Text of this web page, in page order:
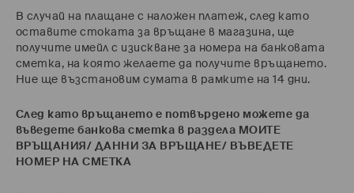
В случай на плащане с наложен платеж, след като
оставите стоката за връщане в магазина, ще
получите имейл с изискване за номера на банковата
сметка, на която желаете да получите връщането.
Ние ще възстановим сумата в рамките на 14 дни.
След като връщането е потвърдено можете да
въведете банкова сметка в раздела МОИТЕ
ВРЪЩАНИЯ/ ДАННИ ЗА ВРЪЩАНЕ/ ВЪВЕДЕТЕ
НОМЕР НА СМЕТКА